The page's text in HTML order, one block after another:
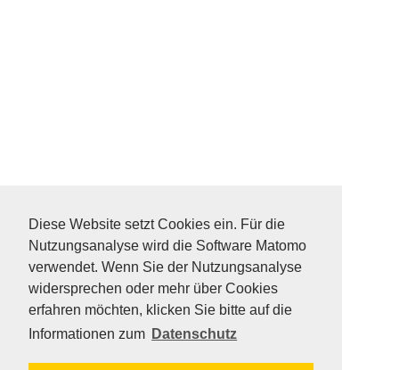
Diese Website setzt Cookies ein. Für die
Nutzungsanalyse wird die Software Matomo
verwendet. Wenn Sie der Nutzungsanalyse
widersprechen oder mehr über Cookies
erfahren möchten, klicken Sie bitte auf die
Informationen zum Datenschutz
SITEMAP
FAQ
KONTAKT
IMPRESSUM